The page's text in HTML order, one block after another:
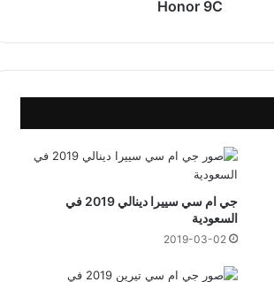
Honor 9C
جي ام سي سييرا دينالي 2019 في
السعودية
2019-03-02